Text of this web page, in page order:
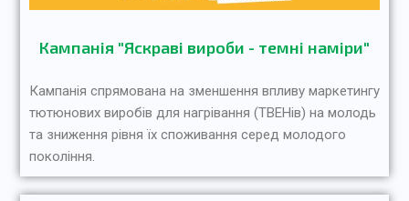
Кампанія "Яскраві вироби - темні наміри"
Кампанія спрямована на зменшення впливу маркетингу
тютюнових виробів для нагрівання (ТВЕНів) на молодь
та зниження рівня їх споживання серед молодого
покоління.